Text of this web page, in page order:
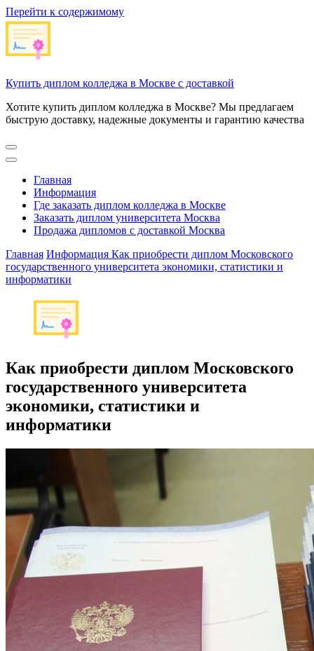
Перейти к содержимому
Купить диплом колледжа в Москве с доставкой
Хотите купить диплом колледжа в Москве? Мы предлагаем
быструю доставку, надежные документы и гарантию качества
Главная
Информация
Где заказать диплом колледжа в Москве
Заказать диплом университета Москва
Продажа дипломов с доставкой Москва
Главная Информация Как приобрести диплом Московского
государственного университета экономики, статистики и
информатики
Как приобрести диплом Московского
государственного университета
экономики, статистики и
информатики